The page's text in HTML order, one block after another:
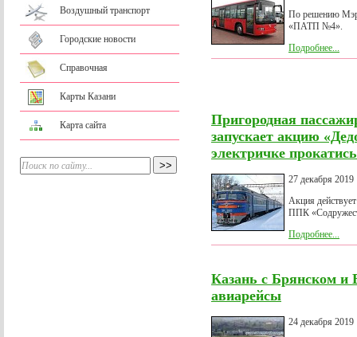
Воздушный транспорт
Городские новости
Справочная
Карты Казани
Карта сайта
По решению
«ПАТП №4».
Подробнее...
Пригородная
запускает акцию
электричке
27 декабря 2019
Акция
ППК
Подробнее...
Казань с Брянском и
авиарейсы
24 декабря 2019